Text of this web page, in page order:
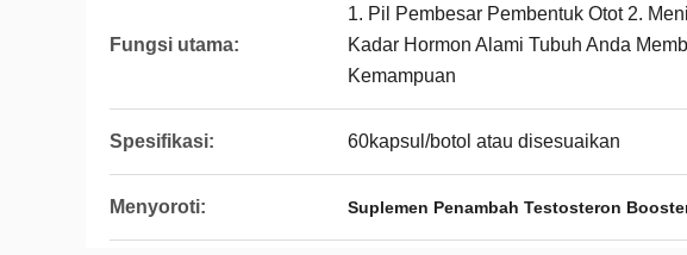
Fungsi utama:
1. Pil Pembesar Pembentuk Otot 2.
Kadar Hormon Alami Tubuh Anda
Kemampuan
Spesifikasi: 60kapsul/botol atau disesuaikan
Menyoroti: Suplemen Penambah Testosteron